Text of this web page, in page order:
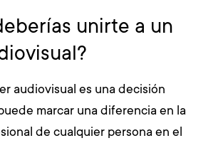
unirte a un
audiovisual es una decisión
marcar una diferencia en la
de cualquier persona en el